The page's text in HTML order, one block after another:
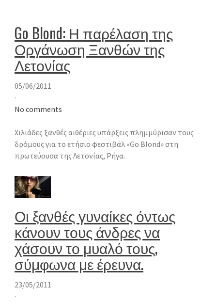
Go Blond: Η παρέλαση της
Οργάνωση Ξανθών της
Λετονίας
05/06/2011
·
No comments
Χιλιάδες ξανθές αιθέριες υπάρξεις πλημμύρισαν τους
δρόμους για το ετήσιο φεστιβάλ «Go Blond» στη
πρωτεύουσα της Λετονίας, Ρήγα.
Οι ξανθές γυναίκες όντως
κάνουν τους άνδρες να
χάσουν το μυαλό τους,
σύμφωνα με έρευνα.
23/05/2011
·